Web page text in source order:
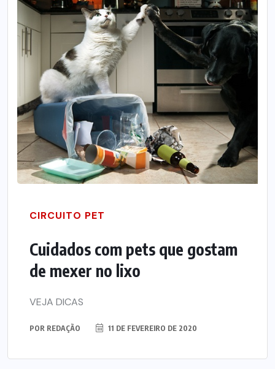
CIRCUITO PET
Cuidados com pets que gostam
de mexer no lixo
VEJA DICAS
POR REDAÇÃO 11 DE FEVEREIRO DE 2020